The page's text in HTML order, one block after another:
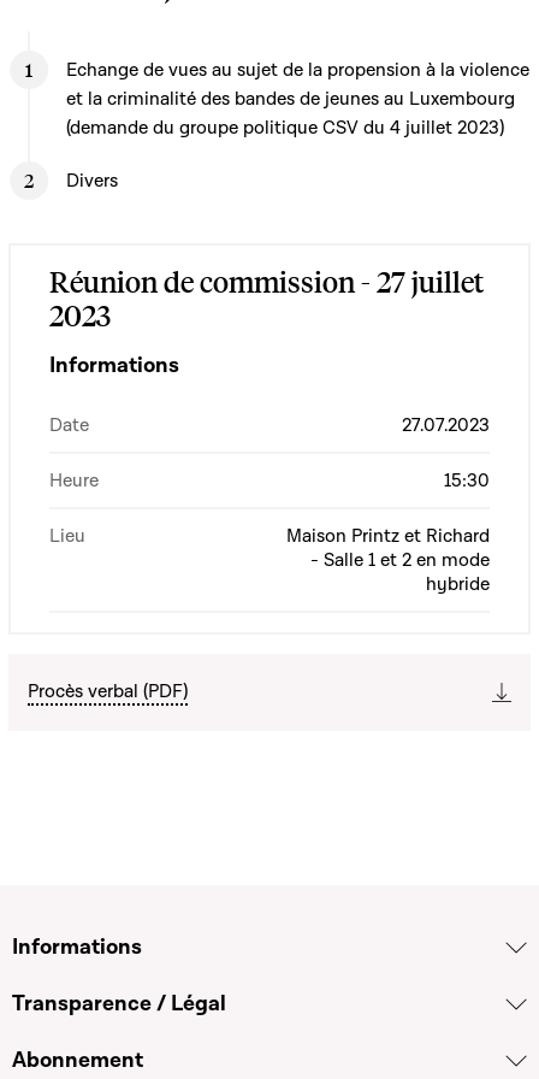
Echange de vues au sujet de la propension à la violence
et la criminalité des bandes de jeunes au Luxembourg
(demande du groupe politique CSV du 4 juillet 2023)
Divers
Réunion de commission - 27 juillet
2023
Informations
Date 27.07.2023
Heure 15:30
Lieu
Maison Printz et Richard
- Salle 1 et 2 en mode
hybride
Procès verbal (PDF)
Informations
Transparence / Légal
Abonnement